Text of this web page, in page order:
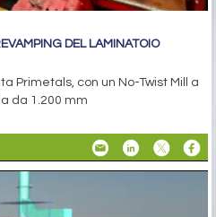
DEL LAMINATOIO
Primetals, con un No-Twist Mill a
da 1.200 mm